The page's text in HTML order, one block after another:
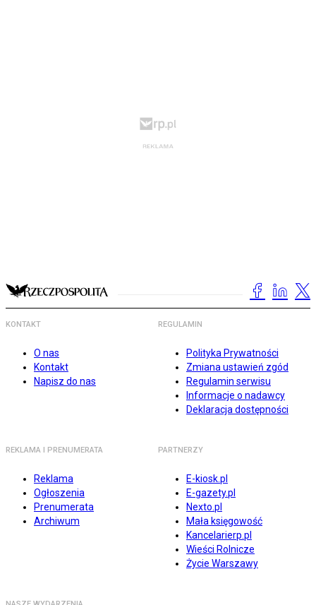
KONTAKT
O nas
Kontakt
Napisz do nas
REGULAMIN
Polityka Prywatności
Zmiana ustawień zgód
Regulamin serwisu
Informacje o nadawcy
Deklaracja dostępności
REKLAMA I PRENUMERATA
Reklama
Ogłoszenia
Prenumerata
Archiwum
PARTNERZY
E-kiosk.pl
E-gazety.pl
Nexto.pl
Mała księgowość
Kancelarierp.pl
Wieści Rolnicze
Życie Warszawy